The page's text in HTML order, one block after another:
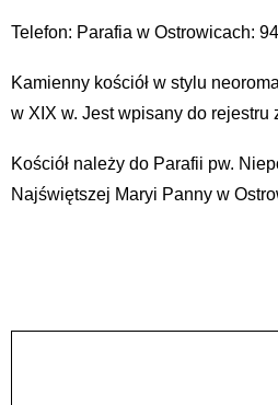
Telefon: Parafia w Ostrowicach:
Kamienny kościół w stylu
w XIX w. Jest wpisany do rejestru
Kościół należy do Parafii pw.
Najświętszej Maryi Panny w